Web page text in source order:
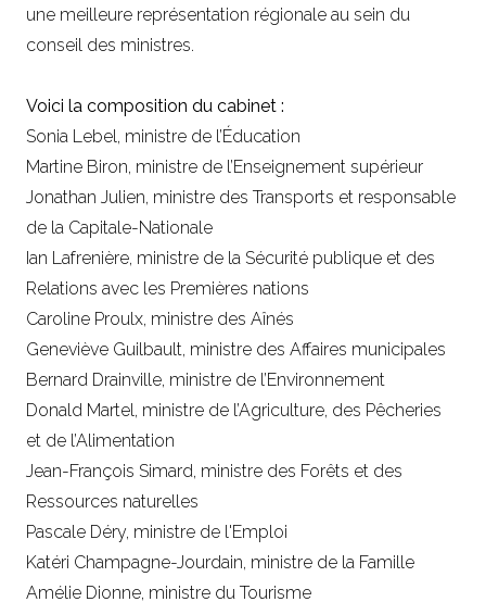
une meilleure représentation régionale au sein du
conseil des ministres.
Voici la composition du cabinet :
Sonia Lebel, ministre de l’Éducation
Martine Biron, ministre de l’Enseignement supérieur
Jonathan Julien, ministre des Transports et responsable
de la Capitale-Nationale
Ian Lafrenière, ministre de la Sécurité publique et des
Relations avec les Premières nations
Caroline Proulx, ministre des Aînés
Geneviève Guilbault, ministre des Affaires municipales
Bernard Drainville, ministre de l’Environnement
Donald Martel, ministre de l’Agriculture, des Pêcheries
et de l’Alimentation
Jean-François Simard, ministre des Forêts et des
Ressources naturelles
Pascale Déry, ministre de l'Emploi
Katéri Champagne-Jourdain, ministre de la Famille
Amélie Dionne, ministre du Tourisme